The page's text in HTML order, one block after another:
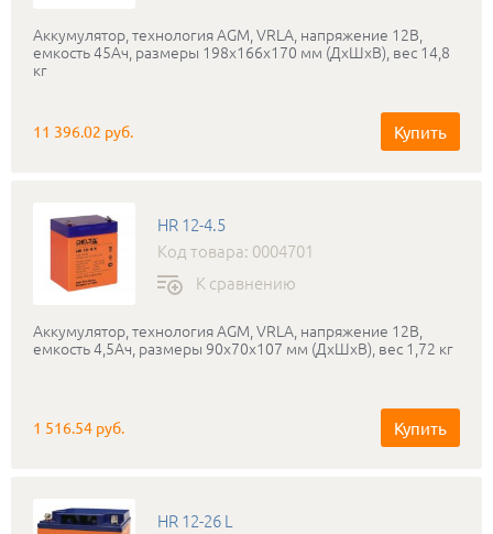
Аккумулятор, технология AGM, VRLA, напряжение 12В,
емкость 45Ач, размеры 198x166x170 мм (ДхШхВ), вес 14,8
кг
11 396.02 руб. Купить
HR 12-4.5
Код товара: 0004701
К сравнению
Аккумулятор, технология AGM, VRLA, напряжение 12В,
емкость 4,5Ач, размеры 90x70x107 мм (ДхШхВ), вес 1,72 кг
1 516.54 руб. Купить
HR 12-26 L